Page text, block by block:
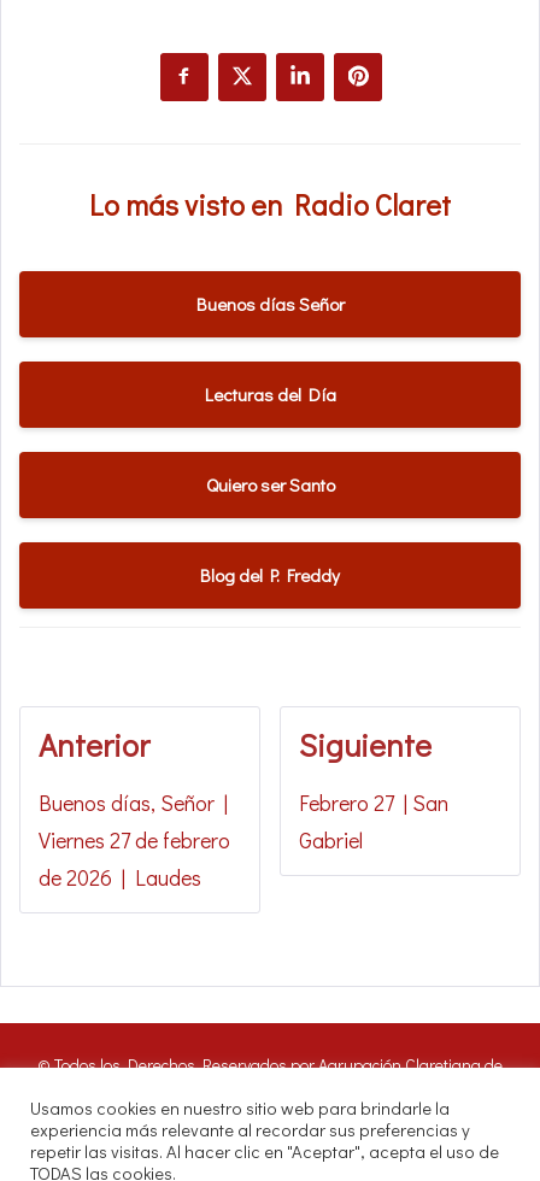
Lo más visto en Radio Claret
Buenos días Señor
Lecturas del Día
Quiero ser Santo
Blog del P. Freddy
Anterior
Buenos días, Señor |
Viernes 27 de febrero
de 2026 | Laudes
Siguiente
Febrero 27 | San
Gabriel
© Todos los Derechos Reservados por Agrupación Claretiana de
hacer uso de estos archivos citando las fuentes de RADIO CLARET
DIGITAL.
Misioneros Claretianos - Santuario Nacional - Avenida Samuel Lewis.
Usamos cookies en nuestro sitio web para brindarle la
experiencia más relevante al recordar sus preferencias y
repetir las visitas. Al hacer clic en "Aceptar", acepta el uso de
TODAS las cookies.